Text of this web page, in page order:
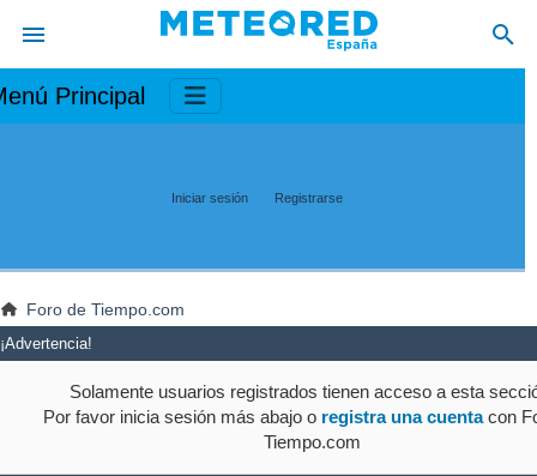
Principal
Iniciar sesión Registrarse
Foro de Tiempo.com
¡Advertencia!
Solamente usuarios registrados tienen acceso a esta
Por favor inicia sesión más abajo o registra una cuentacon
Tiempo.com